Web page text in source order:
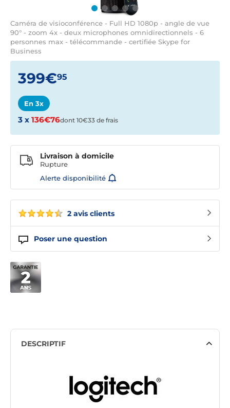
Caméra de visioconférence - Full HD 1080p - angle de vue
90° - zoom 4x - deux microphones omnidirectionnels - 6
personnes max - télécommande - certifiée Skype for
Business
2 avis clients
Poser une question
399€95
En 3x
3 x 136€76dont 10€33 de frais
Livraison à domicile
Rupture
Alerte disponibilité
DESCRIPTIF